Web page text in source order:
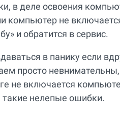
в деле освоения
компьютер не
и обратится в сервис.
в панику если
просто
не включается
нелепые ошибки.